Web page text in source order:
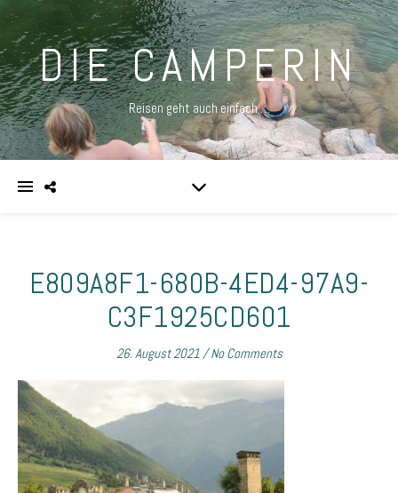
DIE CAMPERIN
Reisen geht auch einfach …
E809A8F1-680B-4ED4-97A9-
C3F1925CD601
26. August 2021/ No Comments